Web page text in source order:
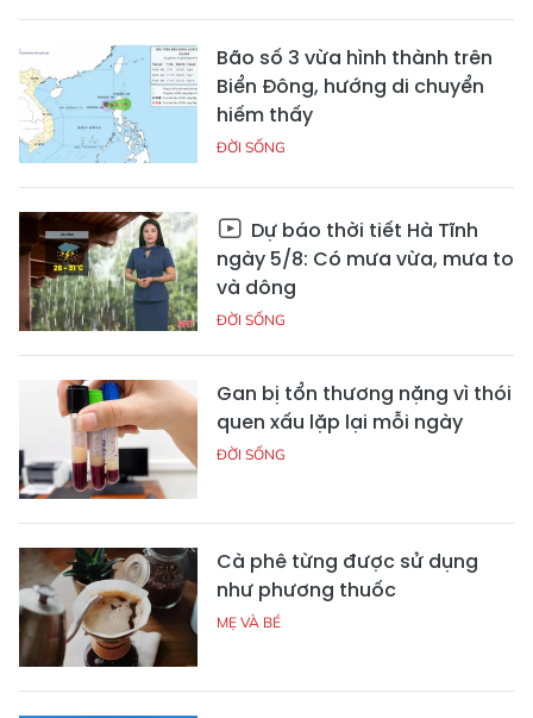
Bão số 3 vừa hình thành trên
Biển Đông, hướng di chuyển
hiếm thấy
ĐỜI SỐNG
Dự báo thời tiết Hà Tĩnh
ngày 5/8: Có mưa vừa, mưa to
và dông
ĐỜI SỐNG
Gan bị tổn thương nặng vì thói
quen xấu lặp lại mỗi ngày
ĐỜI SỐNG
Cà phê từng được sử dụng
như phương thuốc
MẸ VÀ BÉ